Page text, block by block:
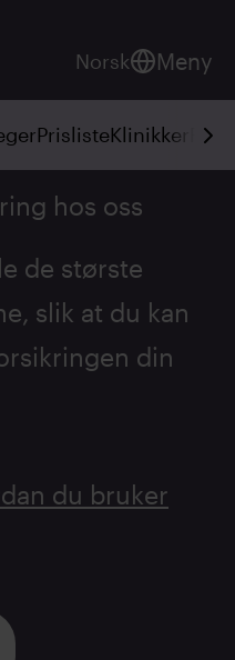
Norsk Meny
PrislisteKlinikker FAQ
hos oss
de største
slik at du kan
din
du bruker